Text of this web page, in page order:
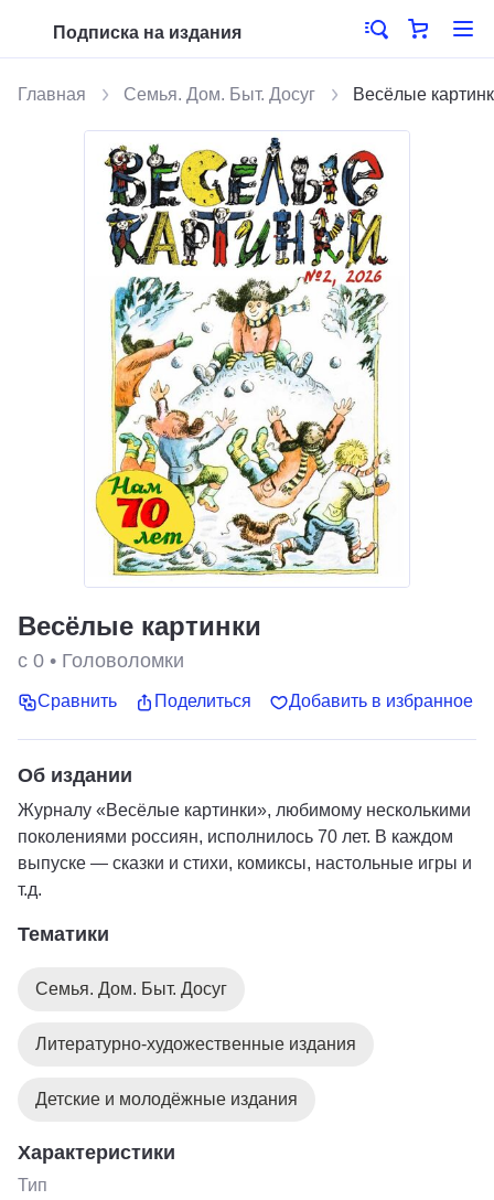
Подписка на издания
Главная Семья. Дом. Быт. Досуг Весёлые
Весёлые картинки
с 0 • Головоломки
Сравнить Поделиться Добавить в избранное
Об издании
Журналу «Весёлые картинки», любимому несколькими
поколениями россиян, исполнилось 70 лет. В каждом
выпуске — сказки и стихи, комиксы, настольные игры и
т.д.
Тематики
Семья. Дом. Быт. Досуг
Литературно-художественные издания
Детские и молодёжные издания
Характеристики
Тип